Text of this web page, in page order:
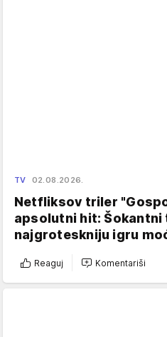
TV 02.08.2026.
Netfliksov triler
apsolutni hit: Šokantni
najgroteskniju igru
Reaguj Komentariši